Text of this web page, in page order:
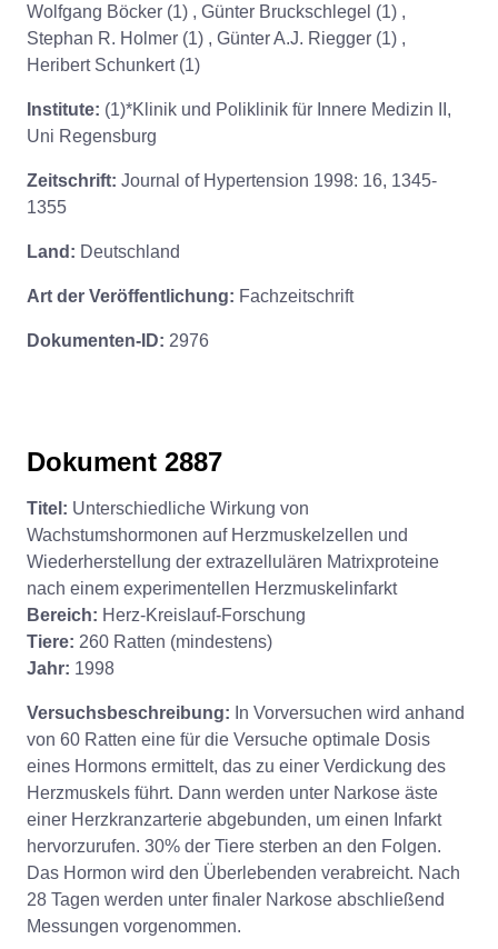
Wolfgang Böcker (1) , Günter Bruckschlegel (1) ,
Stephan R. Holmer (1) , Günter A.J. Riegger (1) ,
Heribert Schunkert (1)
Institute: (1)*Klinik und Poliklinik für Innere Medizin II,
Uni Regensburg
Zeitschrift: Journal of Hypertension 1998: 16, 1345-
1355
Land: Deutschland
Art der Veröffentlichung: Fachzeitschrift
Dokumenten-ID: 2976
Dokument 2887
Titel: Unterschiedliche Wirkung von
Wachstumshormonen auf Herzmuskelzellen und
Wiederherstellung der extrazellulären Matrixproteine
nach einem experimentellen Herzmuskelinfarkt
Bereich: Herz-Kreislauf-Forschung
Tiere: 260 Ratten (mindestens)
Jahr: 1998
Versuchsbeschreibung: In Vorversuchen wird anhand
von 60 Ratten eine für die Versuche optimale Dosis
eines Hormons ermittelt, das zu einer Verdickung des
Herzmuskels führt. Dann werden unter Narkose äste
einer Herzkranzarterie abgebunden, um einen Infarkt
hervorzurufen. 30% der Tiere sterben an den Folgen.
Das Hormon wird den Überlebenden verabreicht. Nach
28 Tagen werden unter finaler Narkose abschließend
Messungen vorgenommen.